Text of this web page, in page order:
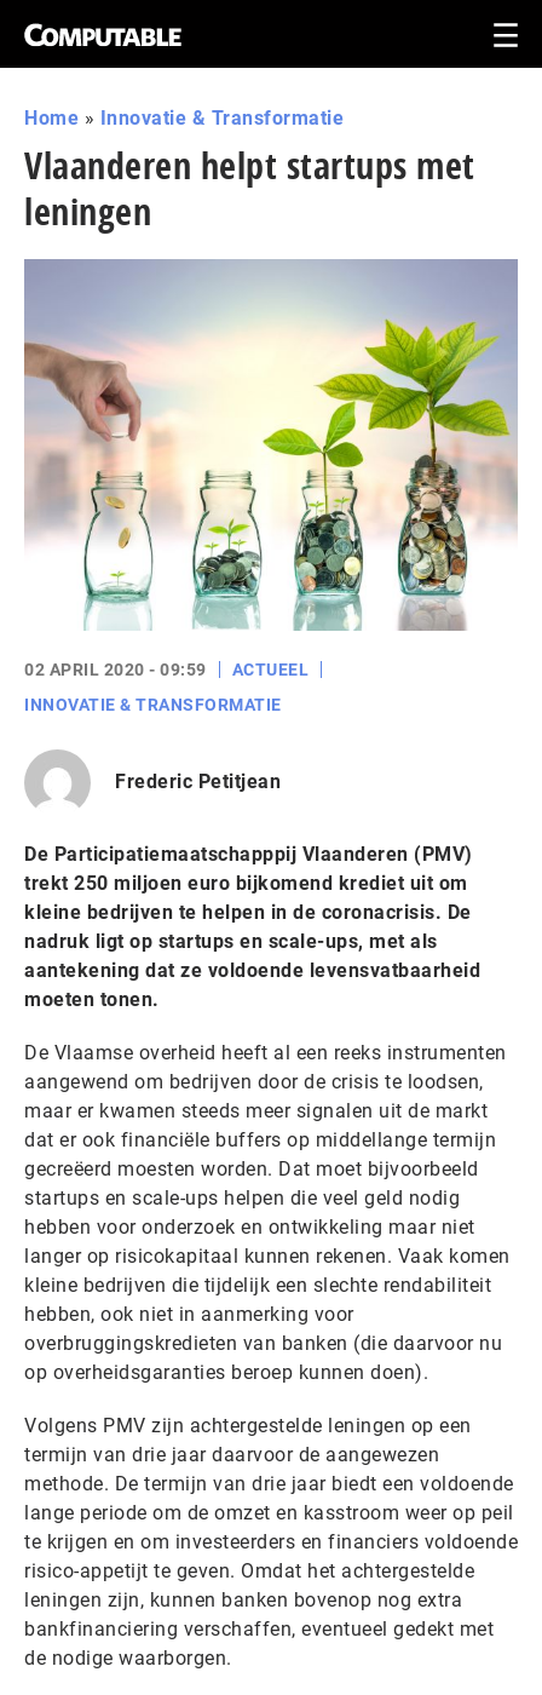
Home » Innovatie & Transformatie
Vlaanderen helpt startups met
leningen
02 APRIL 2020 - 09:59
ACTUEEL
INNOVATIE & TRANSFORMATIE
Frederic Petitjean
De Participatiemaatschapppij Vlaanderen (PMV)
trekt 250 miljoen euro bijkomend krediet uit om
kleine bedrijven te helpen in de coronacrisis. De
nadruk ligt op startups en scale-ups, met als
aantekening dat ze voldoende levensvatbaarheid
moeten tonen.
De Vlaamse overheid heeft al een reeks instrumenten
aangewend om bedrijven door de crisis te loodsen,
maar er kwamen steeds meer signalen uit de markt
dat er ook financiële buffers op middellange termijn
gecreëerd moesten worden. Dat moet bijvoorbeeld
startups en scale-ups helpen die veel geld nodig
hebben voor onderzoek en ontwikkeling maar niet
langer op risicokapitaal kunnen rekenen. Vaak komen
kleine bedrijven die tijdelijk een slechte rendabiliteit
hebben, ook niet in aanmerking voor
overbruggingskredieten van banken (die daarvoor nu
op overheidsgaranties beroep kunnen doen).
Volgens PMV zijn achtergestelde leningen op een
termijn van drie jaar daarvoor de aangewezen
methode. De termijn van drie jaar biedt een voldoende
lange periode om de omzet en kasstroom weer op peil
te krijgen en om investeerders en financiers voldoende
risico-appetijt te geven. Omdat het achtergestelde
leningen zijn, kunnen banken bovenop nog extra
bankfinanciering verschaffen, eventueel gedekt met
de nodige waarborgen.